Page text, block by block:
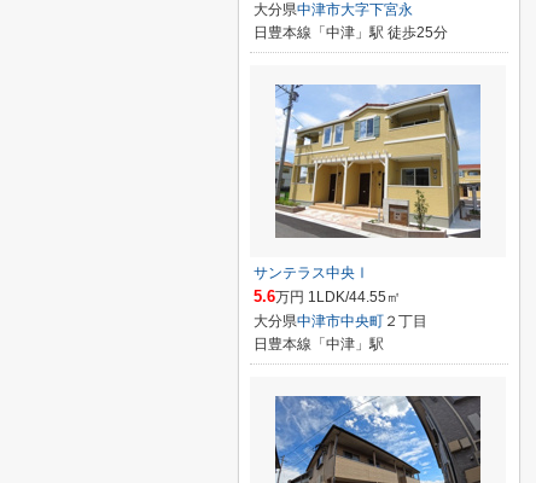
大分県中津市大字下宮永
日豊本線「中津」駅 徒歩25分
サンテラス中央Ⅰ
5.6万円 1LDK/44.55㎡
大分県中津市中央町 ２丁目
日豊本線「中津」駅